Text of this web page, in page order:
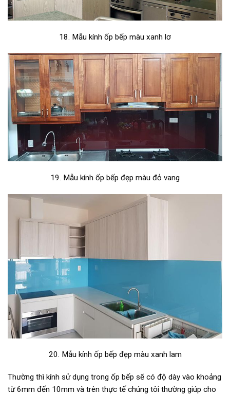
18. Mẫu kính ốp bếp màu xanh lơ
19. Mẫu kính ốp bếp đẹp màu đỏ vang
20. Mẫu kính ốp bếp đẹp màu xanh lam
Thường thì kính sử dụng trong ốp bếp sẽ có độ dày vào khoảng
từ 6mm đến 10mm và trên thực tế chúng tôi thường giúp cho